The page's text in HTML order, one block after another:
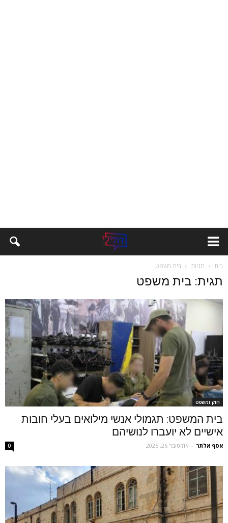
בית תגיות בית משפט
תגית: בית משפט
חוק ומשפט
בית המשפט: תגמולי אנשי מילואים בעלי חובות
אישיים לא יועברו לנושיהם
אסף אלתר - אוקטובר 26, 2025 0